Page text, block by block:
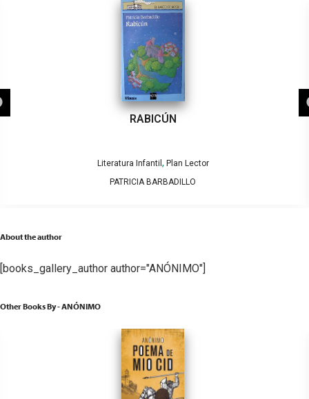
RABICÚN
Literatura Infantil , Plan Lector
PATRICIA BARBADILLO
About the author
[books_gallery_author author="ANÓNIMO"]
Other Books By - ANÓNIMO